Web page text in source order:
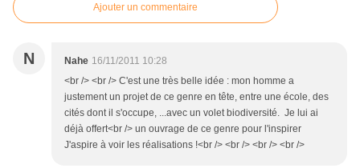
Ajouter un commentaire
N Nahe 16/11/2011 10:28
<br /> <br /> C'est une très belle idée : mon homme a
justement un projet de ce genre en tête, entre une école, des
cités dont il s'occupe, ...avec un volet biodiversité. Je lui ai
déjà offert<br /> un ouvrage de ce genre pour l'inspirer
J'aspire à voir les réalisations !<br /> <br /> <br /> <br />